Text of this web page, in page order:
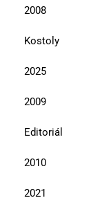
2008
Kostoly
2025
2009
Editoriál
2010
2021